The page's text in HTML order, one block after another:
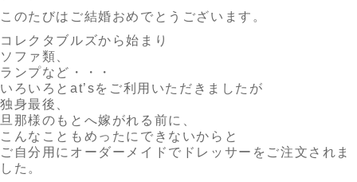
このたびはご結婚おめでとうございます。
コレクタブルズから始まり
ソファ類、
ランプなど・・・
いろいろとat’sをご利用いただきましたが
独身最後、
旦那様のもとへ嫁がれる前に、
こんなこともめったにできないからと
ご自分用にオーダーメイドでドレッサーをご注文されま
した。